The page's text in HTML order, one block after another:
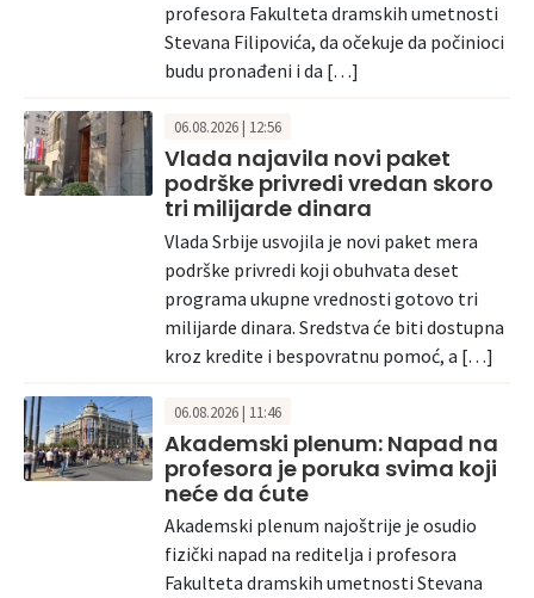
profesora Fakulteta dramskih umetnosti
Stevana Filipovića, da očekuje da počinioci
budu pronađeni i da […]
06.08.2026 | 12:56
Vlada najavila novi paket
podrške privredi vredan skoro
tri milijarde dinara
Vlada Srbije usvojila je novi paket mera
podrške privredi koji obuhvata deset
programa ukupne vrednosti gotovo tri
milijarde dinara. Sredstva će biti dostupna
kroz kredite i bespovratnu pomoć, a […]
06.08.2026 | 11:46
Akademski plenum: Napad na
profesora je poruka svima koji
neće da ćute
Akademski plenum najoštrije je osudio
fizički napad na reditelja i profesora
Fakulteta dramskih umetnosti Stevana